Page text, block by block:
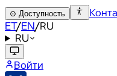
⊙ Доступность
ET/EN/RU
RU
Войти